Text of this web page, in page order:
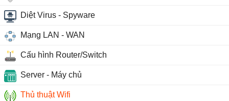
Diệt Virus - Spyware
Mạng LAN - WAN
Cấu hình Router/Switch
Server - Máy chủ
Thủ thuật Wifi